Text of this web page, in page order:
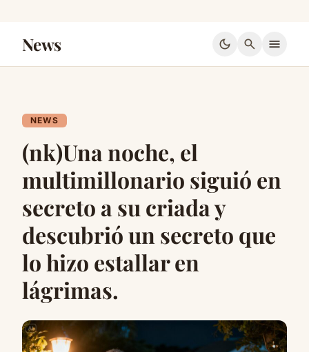
News dark_mode search menu
NEWS
(nk)Una noche, el
multimillonario siguió en
secreto a su criada y
descubrió un secreto que
lo hizo estallar en
lágrimas.